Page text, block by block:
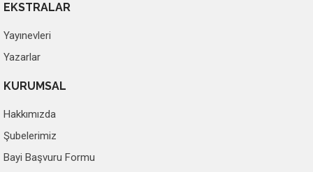
EKSTRALAR
Yayınevleri
Yazarlar
KURUMSAL
Hakkımızda
Şubelerimiz
Bayi Başvuru Formu